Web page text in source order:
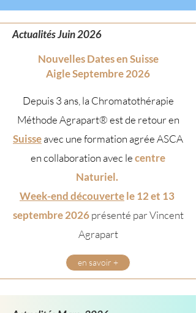
Actualités Juin 2026
Nouvelles Dates en Suisse
Aigle Septembre 2026
Depuis 3 ans, la Chromatothérapie
Méthode Agrapart®est de retour en
Suisseavec une formation agrée ASCA
en collaboration avec lecentre
Naturiel.
Week-end découvertele 12 et 13
septembre 2026présenté par Vincent
Agrapart
en savoir +